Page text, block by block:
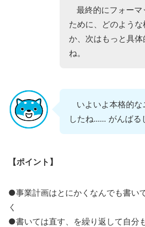
最終的にフォーマ
ために、どのよう
か、次はもっと具
ね。
いよいよ本格的な
したね...... がんばる
【ポイント】
●事業計画はとにかくなんでも書い
く
●書いては直す、を繰り返して自分